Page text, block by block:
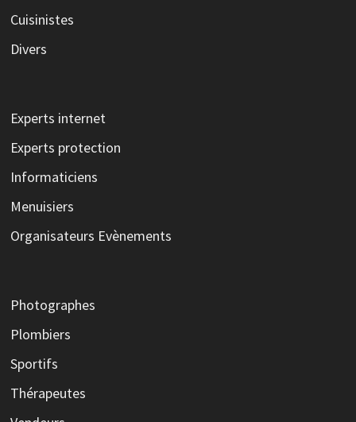
Cuisinistes
Divers
Experts internet
Experts protection
Informaticiens
Menuisiers
Organisateurs Evènements
Photographes
Plombiers
Sportifs
Thérapeutes